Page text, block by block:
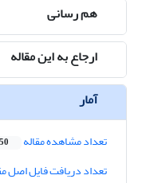
هم رسانی
ارجاع به این مقاله
آمار
تعداد مشاهده مقاله
تعداد دریافت فایل اصل